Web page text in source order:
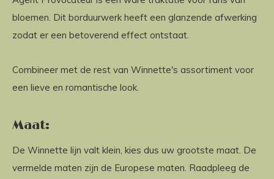
bloemen. Dit borduurwerk heeft een glanzende afwerking
zodat er een betoverend effect ontstaat.
Combineer met de rest van Winnette's assortiment voor
een lieve en romantische look.
Maat:
De Winnette lijn valt klein, kies dus uw grootste maat. De
vermelde maten zijn de Europese maten. Raadpleeg de